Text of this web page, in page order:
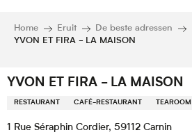
Home Eruit De beste adressen
YVON ET FIRA - LA MAISON
YVON ET FIRA - LA MAISON
RESTAURANT CAFÉ-RESTAURANT TEAROOM
1 Rue Séraphin Cordier, 59112 Carnin